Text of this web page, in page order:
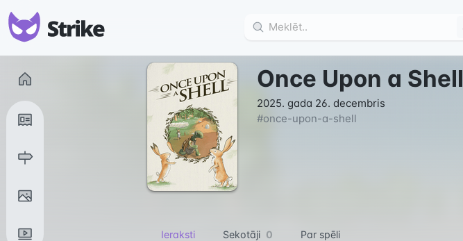
Once Upon a Shell
2025. gada 26. decembris
#once-upon-a-shell
Ieraksti Sekotāji 0 Par spēli